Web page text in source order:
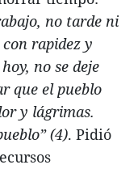
no tarde ni
rapidez y
no se deje
que el pueblo
y lágrimas.
(4). Pidió